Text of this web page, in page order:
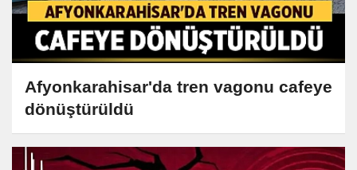
Afyonkarahisar'da tren vagonu cafeye
dönüştürüldü